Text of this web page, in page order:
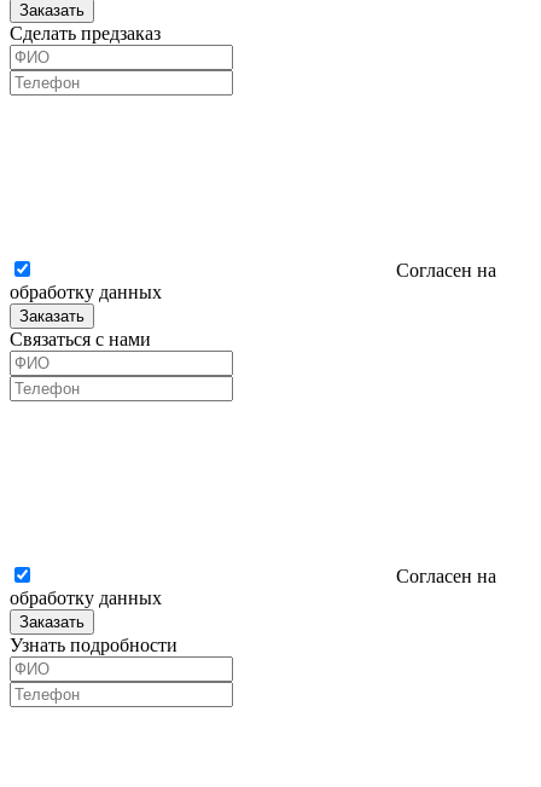
Заказать
Сделать предзаказ
Согласен на
обработку данных
Заказать
Связаться с нами
Согласен на
обработку данных
Заказать
Узнать подробности